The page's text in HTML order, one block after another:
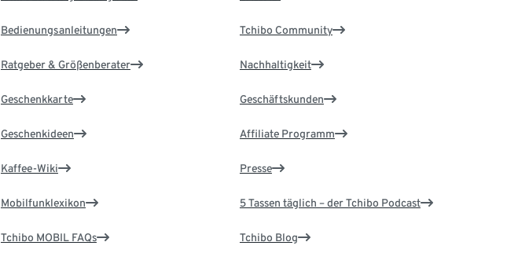
Bedienungsanleitungen
Ratgeber & Größenberater
Geschenkkarte
Geschenkideen
Kaffee-Wiki
Mobilfunklexikon
Tchibo MOBIL FAQs
Tchibo Community
Nachhaltigkeit
Geschäftskunden
Affiliate Programm
Presse
5 Tassen täglich – der Tchibo Podcast
Tchibo Blog